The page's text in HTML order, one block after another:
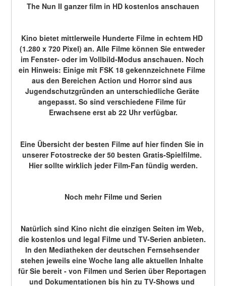
The Nun II ganzer film in HD kostenlos anschauen
Kino bietet mittlerweile Hunderte Filme in echtem HD
(1.280 x 720 Pixel) an. Alle Filme können Sie entweder
im Fenster- oder im Vollbild-Modus anschauen. Noch
ein Hinweis: Einige mit FSK 18 gekennzeichnete Filme
aus den Bereichen Action und Horror sind aus
Jugendschutzgründen an unterschiedliche Geräte
angepasst. So sind verschiedene Filme für
Erwachsene erst ab 22 Uhr verfügbar.
Eine Übersicht der besten Filme auf hier finden Sie in
unserer Fotostrecke der 50 besten Gratis-Spielfilme.
Hier sollte wirklich jeder Film-Fan fündig werden.
Noch mehr Filme und Serien
Natürlich sind Kino nicht die einzigen Seiten im Web,
die kostenlos und legal Filme und TV-Serien anbieten.
In den Mediatheken der deutschen Fernsehsender
stehen jeweils eine Woche lang alle aktuellen Inhalte
für Sie bereit - von Filmen und Serien über Reportagen
und Dokumentationen bis hin zu TV-Shows und